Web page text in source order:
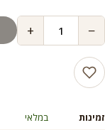
−
+
זמינות
במלאי